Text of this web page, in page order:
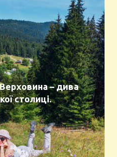
– дива
столиці.